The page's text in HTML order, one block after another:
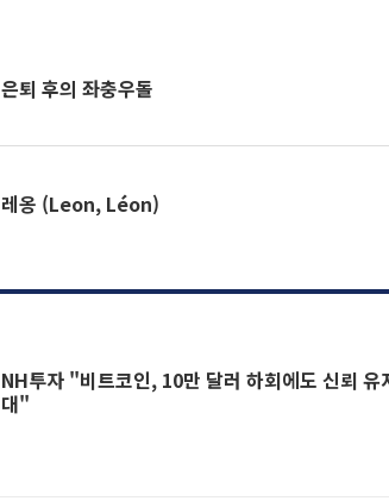
은퇴 후의 좌충우돌
레옹 (Leon, Léon)
NH투자 "비트코인, 10만 달러 하회에도 신뢰
대"